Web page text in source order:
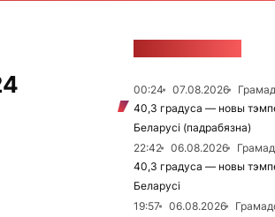
00:24 07.08.2026
40,3 градуса — новы
Беларусі (падрабязна)
22:42
06.08.2026
40,3 градуса — новы
Беларусі
19:57
06.08.2026